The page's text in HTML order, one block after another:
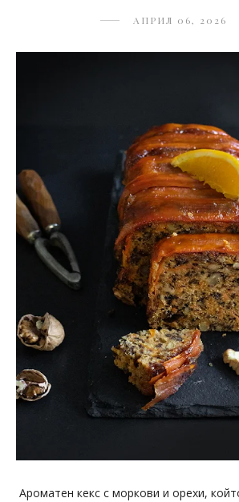
АПРИЛ 06, 2026
Ароматен кекс с моркови и орехи,